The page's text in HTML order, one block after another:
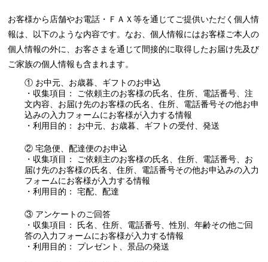
お客様から店舗やお電話・ＦＡＸ等を通じてご提供いただく個人情
報は、以下のような内容です。なお、個人情報にはお客様ご本人の
個人情報の外に、お客さまを通じて間接的に取得したお届け先及び
ご家族の個人情報も含まれます。
① お中元、お歳暮、ギフトのお申込
・収集項目： ご依頼主のお客様の氏名、住所、電話番号、注
文内容、お届け先のお客様の氏名、住所、電話番号その他お申
込みの入力フォームにお客様が入力する情報
・利用目的： お中元、お歳暮、ギフトの受付、発送
② 宅急便、配達便のお申込
・収集項目： ご依頼主のお客様の氏名、住所、電話番号、お
届け先のお客様の氏名、住所、電話番号その他お申込みの入力
フォームにお客様が入力する情報
・利用目的： 宅配、配達
③ アンケートのご回答
・収集項目： 氏名、住所、電話番号、性別、年齢その他ご回
答の入力フォームにお客様が入力する情報
・利用目的： プレゼント、景品の発送